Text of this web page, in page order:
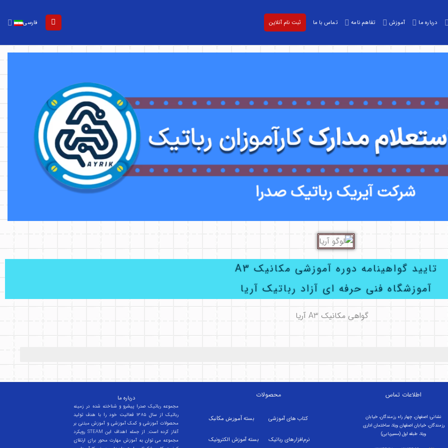
درباره ما آموزش تفاهم نامه تماس با ما ثبت نام آنلاین فارسی
تایید گواهینامه دوره آموزشی مکانیک A3
آموزشگاه فنی حرفه ای آزاد رباتیک آریا
درباره ما
مجموعه رباتیک صدرا پیشرو و شناخته شده در زمینه
رباتیک از سال 1385 فعالیت خود را با هدف تولید
محصولات آموزشی و کمک آموزشی و آموزش مبتنی بر
رویکرد STEAM آغاز کرده است. از جمله اهداف این
مجموعه می توان به آموزش مهارت محور برای ارتقای
محصولات
بسته آموزش مکانیک
بستهآموزش الکترونیک
کتاب های آموزشی
نرم‌افزارهای رباتیک
اطلاعات تماس
نشانی: اصفهان، چهار راه رزمندگان، خیابان
رزمندگان، خیابان اصفهان ویلا، ساختمان اداری
ویلا، طبقه اول (مسیریابی)